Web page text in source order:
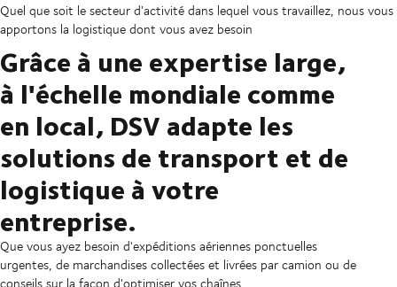
Quel que soit le secteur d'activité dans lequel vous travaillez, nous vous
apportons la logistique dont vous avez besoin
Grâce à une expertise large,
à l'échelle mondiale comme
en local, DSV adapte les
solutions de transport et de
logistique à votre
entreprise.
Que vous ayez besoin d'expéditions aériennes ponctuelles
urgentes, de marchandises collectées et livrées par camion ou de
conseils sur la façon d'optimiser vos chaînes